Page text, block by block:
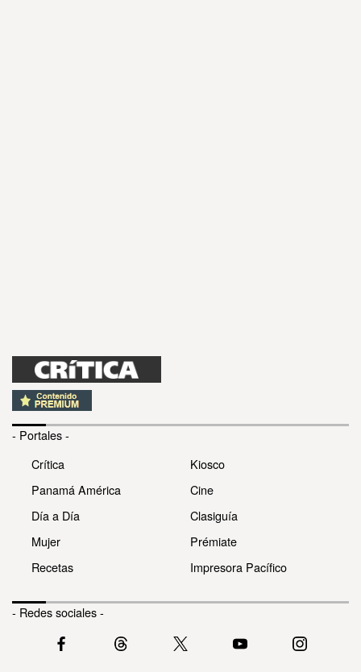
- Portales -
Crítica
Panamá América
Día a Día
Mujer
Recetas
Kiosco
Cine
Clasiguía
Prémiate
Impresora Pacífico
- Redes sociales -